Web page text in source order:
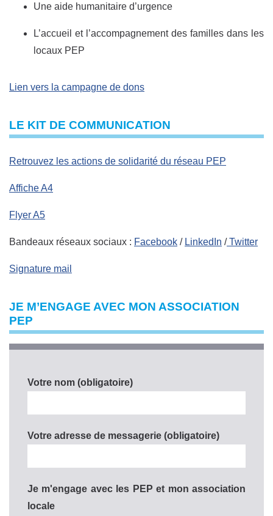
Une aide humanitaire d’urgence
L’accueil et l’accompagnement des familles dans les
locaux PEP
Lien vers la campagne de dons
LE KIT DE COMMUNICATION
Retrouvez les actions de solidarité du réseau PEP
Affiche A4
Flyer A5
Bandeaux réseaux sociaux : Facebook / LinkedIn /Twitter
Signature mail
JE M’ENGAGE AVEC MON ASSOCIATION
PEP
Votre nom (obligatoire)
Votre adresse de messagerie (obligatoire)
Je m'engage avec les PEP et mon association
locale